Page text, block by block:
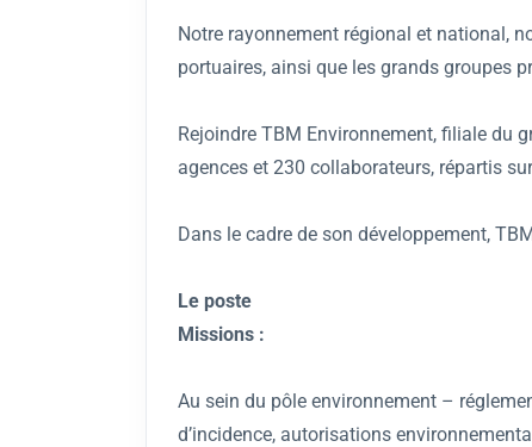
Notre rayonnement régional et national,
portuaires, ainsi que les grands groupes
Rejoindre TBM Environnement, filiale du
agences et 230 collaborateurs, répartis
Dans le cadre de son développement,
Le poste
Missions :
Au sein du pôle environnement –
d’incidence, autorisations